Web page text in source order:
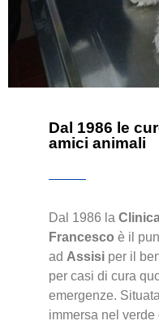
Dal 1986 le
amici animali
Dal 1986 la
Francesco è il
ad Assisi per il
per casi di cura
emergenze.
immersa nel